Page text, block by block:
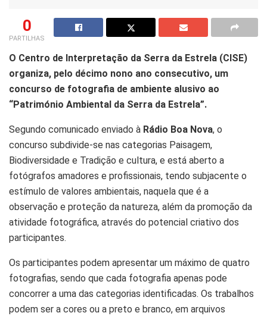
0
PARTILHAS
O Centro de Interpretação da Serra da Estrela (CISE)
organiza, pelo décimo nono ano consecutivo, um
concurso de fotografia de ambiente alusivo ao
“Património Ambiental da Serra da Estrela”.
Segundo comunicado enviado à Rádio Boa Nova, o
concurso subdivide-se nas categorias Paisagem,
Biodiversidade e Tradição e cultura, e está aberto a
fotógrafos amadores e profissionais, tendo subjacente o
estímulo de valores ambientais, naquela que é a
observação e proteção da natureza, além da promoção da
atividade fotográfica, através do potencial criativo dos
participantes.
Os participantes podem apresentar um máximo de quatro
fotografias, sendo que cada fotografia apenas pode
concorrer a uma das categorias identificadas. Os trabalhos
podem ser a cores ou a preto e branco, em arquivos